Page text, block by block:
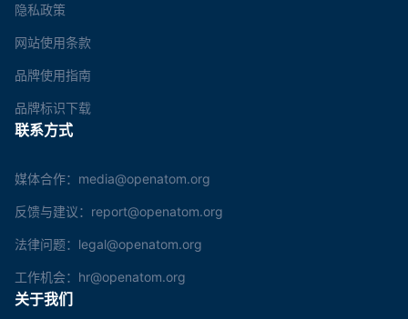
隐私政策
网站使用条款
品牌使用指南
品牌标识下载
联系方式
媒体合作：media@openatom.org
反馈与建议：report@openatom.org
法律问题：legal@openatom.org
工作机会：hr@openatom.org
关于我们